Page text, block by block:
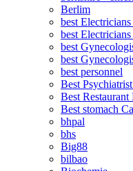
Berlim
best
best
best
best
best personnel
Best
Best
Best stomach
bhpal
bhs
Big88
bilbao